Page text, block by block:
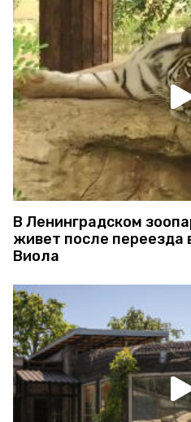
В Ленинградском
живет после переезда
Виола